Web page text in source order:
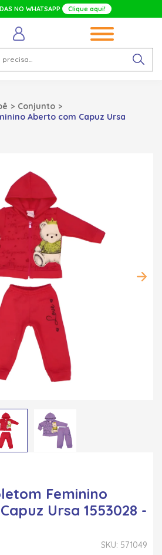
NO WHATSAPP Clique aqui!
Conjunto
Aberto com Capuz Ursa
Feminino
Ursa 1553028 -
SKU: 571049